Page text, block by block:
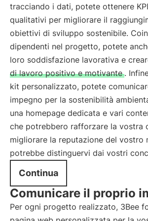
tracciando i dati, potete ottenere
qualitativi per migliorare il
obiettivi di sviluppo sostenibile.
dipendenti nel progetto, potete
loro soddisfazione lavorativa e
di lavoro positivo e motivante .
kit personalizzato, potete
impegno per la sostenibilità
una homepage dedicata e vari
che potrebbero rafforzare la vostra
migliorare la reputazione del vostro
potrebbe distinguervi dai vostri
Continua
Comunicare il proprio
Per ogni progetto realizzato, 3Bee